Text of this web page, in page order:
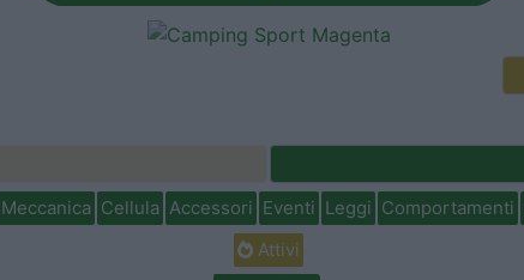
Meccanica Cellula Accessori Eventi Leggi Comportamenti
Attivi